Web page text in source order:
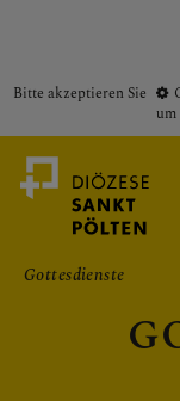
Bitte akzeptieren Sie
um
Medienportal
Gottesdienste